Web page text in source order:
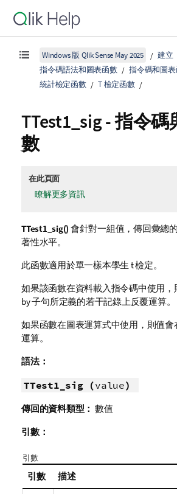
Windows 版 Qlik Sense May 2025
建立
指令碼語法和圖表函數
指令碼和圖
統計檢定函數
T 檢定函數
TTest1_sig- 指令碼
數
在此頁面
瞭解更多資訊
TTest1_sig() 會針對一組值，傳回彙總
著性水平。
此函數適用於單一樣本學生 t 檢定。
如果該函數在資料載入指令碼中使用，
by 子句所定義的若干記錄上反覆運算。
如果函數在圖表運算式中使用，則值
運算。
語法：
TTest1_sig (value)
傳回的資料類型： 數值
引數：
引數
引數 描述